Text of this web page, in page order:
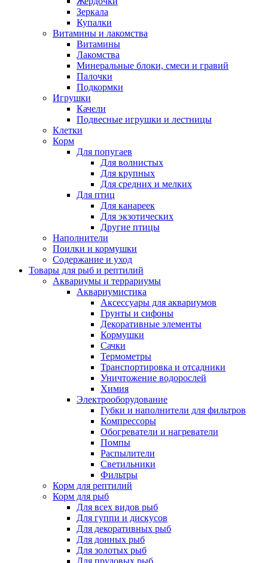
Зеркала
Купалки
Витамины и лакомства
Витамины
Лакомства
Минеральные блоки, смеси и гравий
Палочки
Подкормки
Игрушки
Качели
Подвесные игрушки и лестницы
Клетки
Корм
Для попугаев
Для волнистых
Для крупных
Для средних и мелких
Для птиц
Для канареек
Для экзотических
Другие птицы
Наполнители
Поилки и кормушки
Содержание и уход
Товары для рыб и рептилий
Аквариумы и террариумы
Аквариумистика
Аксессуары для аквариумов
Грунты и сифоны
Декоративные элементы
Кормушки
Сачки
Термометры
Транспортировка и отсадники
Уничтожение водорослей
Химия
Электрооборудование
Губки и наполнители для фильтров
Компрессоры
Обогреватели и нагреватели
Помпы
Распылители
Светильники
Фильтры
Корм для рептилий
Корм для рыб
Для всех видов рыб
Для гуппи и дискусов
Для декоративных рыб
Для донных рыб
Для золотых рыб
Для прудовых рыб